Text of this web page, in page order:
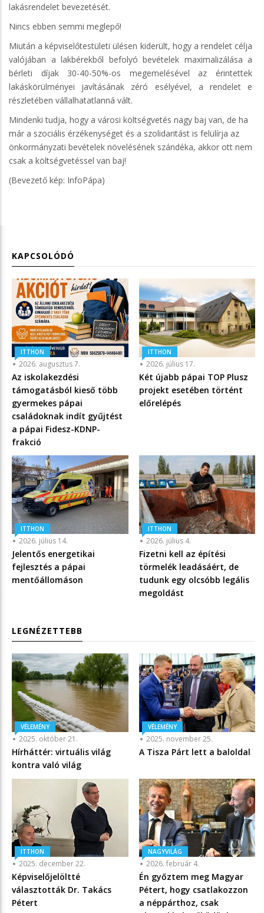
lakásrendelet bevezetését.
Nincs ebben semmi meglepő!
Miután a képviselőtestületi ülésen kiderült, hogy a rendelet célja
valójában a lakbérekből befolyó bevételek maximalizálása a
bérleti díjak 30-40-50%-os megemelésével az érintettek
lakáskörülményei javításának zéró esélyével, a rendelet e
részletében vállalhatatlanná vált.
Mindenki tudja, hogy a városi költségvetés nagy baj van, de ha
már a szociális érzékenységet és a szolidaritást is felülírja az
önkormányzati bevételek növelésének szándéka, akkor ott nem
csak a költségvetéssel van baj!
(Bevezető kép: InfoPápa)
KAPCSOLÓDÓ
ITTHON
2026. augusztus 7.
Az iskolakezdési
támogatásból kieső több
gyermekes pápai
családoknak indít gyűjtést
a pápai Fidesz-KDNP-
frakció
ITTHON
2026. július 17.
Két újabb pápai TOP Plusz
projekt esetében történt
előrelépés
ITTHON
2026. július 14.
Jelentős energetikai
fejlesztés a pápai
mentőállomáson
ITTHON
2026. július 4.
Fizetni kell az építési
törmelék leadásáért, de
tudunk egy olcsóbb legális
megoldást
LEGNÉZETTEBB
VÉLEMÉNY
2025. október 21.
Hírháttér: virtuális világ
kontra való világ
VÉLEMÉNY
2025. november 25.
A Tisza Párt lett a baloldal
ITTHON
2025. december 22.
Képviselőjelöltté
választották Dr. Takács
Pétert
NAGYVILÁG
2026. február 4.
Én győztem meg Magyar
Pétert, hogy csatlakozzon
a néppárthoz, csak